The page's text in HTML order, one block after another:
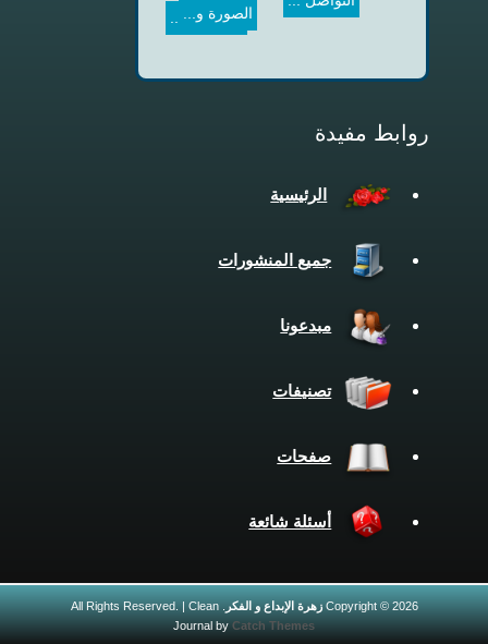
مفهوم ال...
الصورة و...
التواصل ...
روابط مفيدة
الرئيسية
جميع المنشورات
مبدعونا
تصنيفات
صفحات
أسئلة شائعة
Copyright © 2026 زهرة الإبداع و الفكر
. All Rights Reserved. | Clean
Journal by Catch Themes